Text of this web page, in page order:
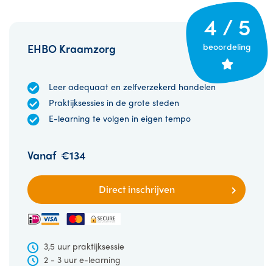
4 / 5
beoordeling
EHBO Kraamzorg
Leer adequaat en zelfverzekerd handelen
Praktijksessies in de grote steden
E-learning te volgen in eigen tempo
Vanaf €134
Direct inschrijven
3,5 uur praktijksessie
2 - 3 uur e-learning